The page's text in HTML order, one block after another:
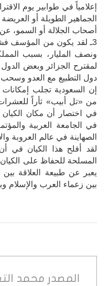
إعلامياً في طوابير يوم
الجماهير الطويلة أو
أصحاب الجلالة أو السمو،
3ـ لقد يكون من المؤسف
ونصف المليار، بسبب
لمقترح الجزائر وبعض
دول التطبيع مع العدو وسحب
إن السعودية تجلب إمكانات
من «تل أبيب» ثأراً
في اختصار أن مكان
في الجامعة العربية
الصهاينة في عالم العروبة
لقد أفلح هذا الكيان في
المسلحة للحفاظ على الكيان
يعبر عن طبيعة العلاقة
بين زعماء العرب والإسلام
المصدر محمد